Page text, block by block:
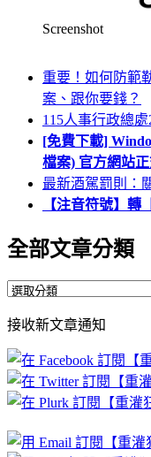
Screenshot
重要！如何防範
案、跟你要錢？
115人事行政總
[免費下載]
檔案) 官方網站
最新酒駕罰則：
【注音符號】轉
全部文章分類
全
文
章
分
類
接收新文章通知